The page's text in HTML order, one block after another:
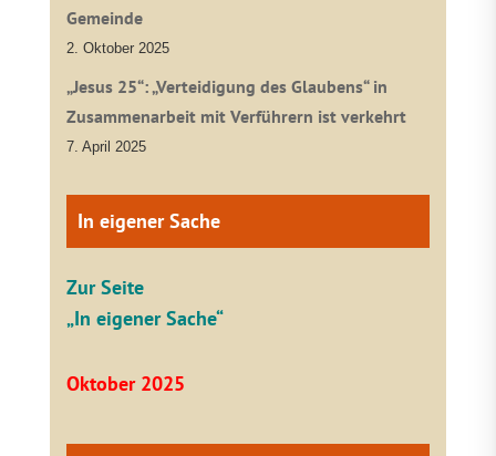
Gemeinde
2. Oktober 2025
„Jesus 25“: „Verteidigung des Glaubens“ in
Zusammenarbeit mit Verführern ist verkehrt
7. April 2025
In eigener Sache
Zur Seite
„In eigener Sache“
Oktober 2025